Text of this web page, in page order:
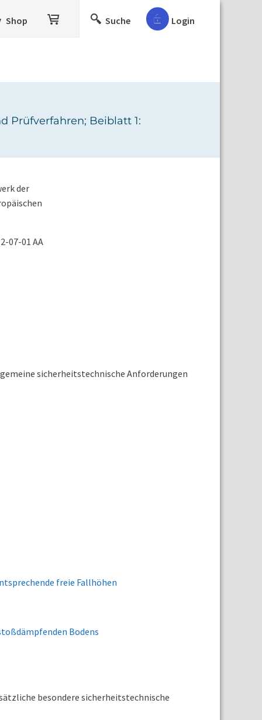
Shop Suche Login
Prüfverfahren; Beiblatt 1:
der
07-01 AA
sicherheitstechnische Anforderungen
freie Fallhöhen
Bodens
besondere sicherheitstechnische